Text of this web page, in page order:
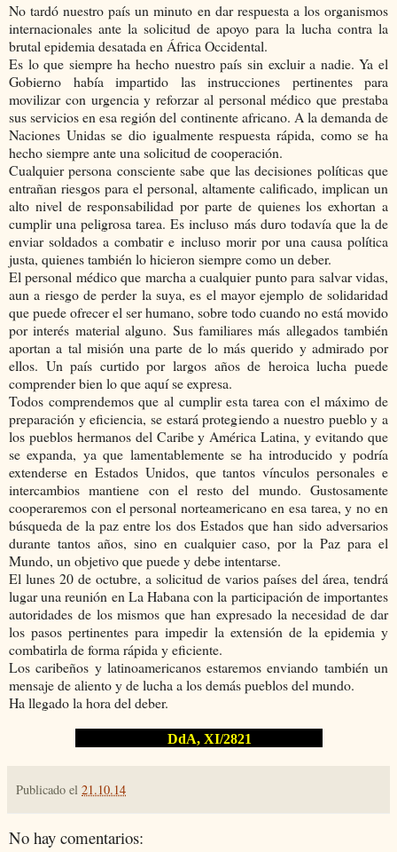
No tardó nuestro país un minuto en dar respuesta a los organismos
internacionales ante la solicitud de apoyo para la lucha contra la
brutal epidemia desatada en África Occidental.
Es lo que siempre ha hecho nuestro país sin excluir a nadie. Ya el
Gobierno había impartido las instrucciones pertinentes para
movilizar con urgencia y reforzar al personal médico que prestaba
sus servicios en esa región del continente africano. A la demanda de
Naciones Unidas se dio igualmente respuesta rápida, como se ha
hecho siempre ante una solicitud de cooperación.
Cualquier persona consciente sabe que las decisiones políticas que
entrañan riesgos para el personal, altamente calificado, implican un
alto nivel de responsabilidad por parte de quienes los exhortan a
cumplir una peligrosa tarea. Es incluso más duro todavía que la de
enviar soldados a combatir e incluso morir por una causa política
justa, quienes también lo hicieron siempre como un deber.
El personal médico que marcha a cualquier punto para salvar vidas,
aun a riesgo de perder la suya, es el mayor ejemplo de solidaridad
que puede ofrecer el ser humano, sobre todo cuando no está movido
por interés material alguno. Sus familiares más allegados también
aportan a tal misión una parte de lo más querido y admirado por
ellos. Un país curtido por largos años de heroica lucha puede
comprender bien lo que aquí se expresa.
Todos comprendemos que al cumplir esta tarea con el máximo de
preparación y eficiencia, se estará protegiendo a nuestro pueblo y a
los pueblos hermanos del Caribe y América Latina, y evitando que
se expanda, ya que lamentablemente se ha introducido y podría
extenderse en Estados Unidos, que tantos vínculos personales e
intercambios mantiene con el resto del mundo. Gustosamente
cooperaremos con el personal norteamericano en esa tarea, y no en
búsqueda de la paz entre los dos Estados que han sido adversarios
durante tantos años, sino en cualquier caso, por la Paz para el
Mundo, un objetivo que puede y debe intentarse.
El lunes 20 de octubre, a solicitud de varios países del área, tendrá
lugar una reunión en La Habana con la participación de importantes
autoridades de los mismos que han expresado la necesidad de dar
los pasos pertinentes para impedir la extensión de la epidemia y
combatirla de forma rápida y eficiente.
Los caribeños y latinoamericanos estaremos enviando también un
mensaje de aliento y de lucha a los demás pueblos del mundo.
Ha llegado la hora del deber.
DdA, XI/2821
Publicado el 21.10.14
No hay comentarios: